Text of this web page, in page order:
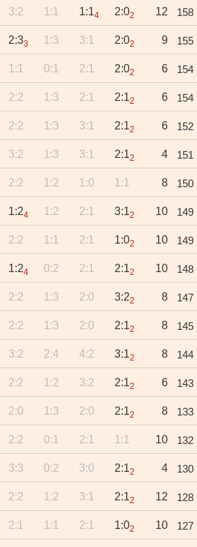
3:2 1:1 1:14 2:02 12 158
2:33 1:3 3:1 2:02 9 155
1:1 0:1 2:1 2:02 6 154
2:2 1:3 2:1 2:12 6 154
2:2 1:3 3:1 2:12 6 152
3:2 1:3 3:1 2:12 4 151
2:2 1:2 1:0 1:1 8 150
1:24 1:2 2:1 3:12 10 149
2:2 1:1 2:1 1:02 10 149
1:24 0:2 2:1 2:12 10 148
2:2 1:3 2:0 3:22 8 147
2:2 1:3 2:0 2:12 8 145
3:2 2:4 4:2 3:12 8 144
2:2 1:2 3:2 2:12 6 143
2:0 1:3 2:0 2:12 8 133
2:2 0:1 2:1 1:1 10 132
3:3 0:2 3:0 2:12 4 130
2:2 1:2 3:1 2:12 12 128
2:1 1:1 2:1 1:02 10 127